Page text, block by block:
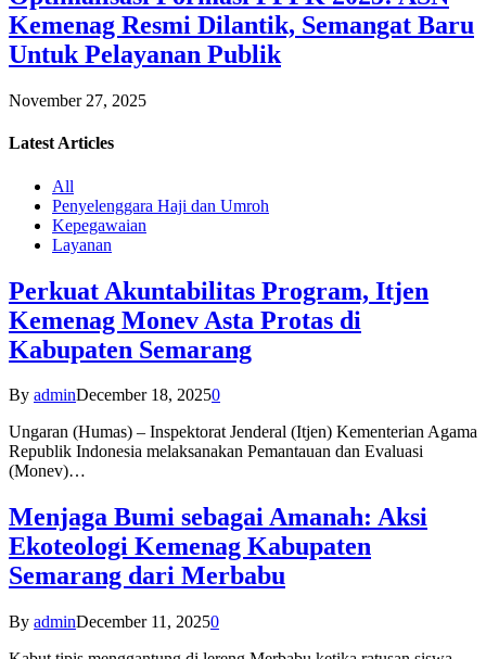
Kemenag Resmi Dilantik, Semangat Baru
Untuk Pelayanan Publik
November 27, 2025
Latest Articles
All
Penyelenggara Haji dan Umroh
Kepegawaian
Layanan
Perkuat Akuntabilitas Program, Itjen
Kemenag Monev Asta Protas di
Kabupaten Semarang
By adminDecember 18, 20250
Ungaran (Humas) – Inspektorat Jenderal (Itjen) Kementerian Agama
Republik Indonesia melaksanakan Pemantauan dan Evaluasi
(Monev)…
Menjaga Bumi sebagai Amanah: Aksi
Ekoteologi Kemenag Kabupaten
Semarang dari Merbabu
By adminDecember 11, 20250